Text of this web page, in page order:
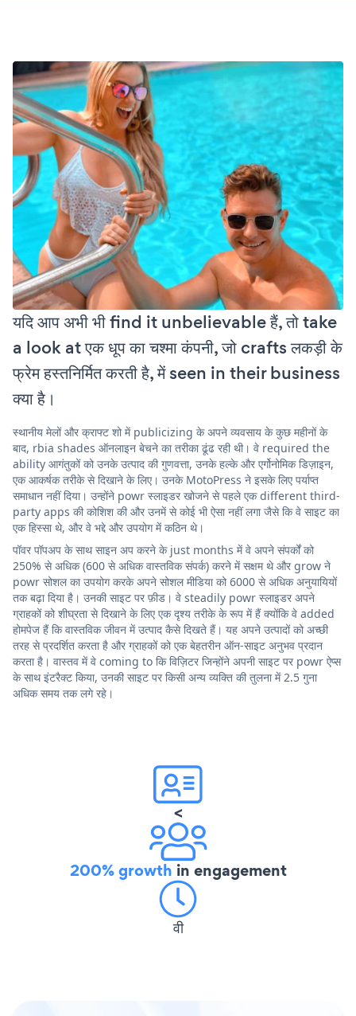
यदि आप अभी भी find it unbelievable हैं, तो take
a look at एक धूप का चश्मा कंपनी, जो crafts लकड़ी के
फ्रेम हस्तनिर्मित करती है, में seen in their business
क्या है।
स्थानीय मेलों और क्राफ्ट शो में publicizing के अपने व्यवसाय के कुछ महीनों के
बाद, rbia shades ऑनलाइन बेचने का तरीका ढूंढ रही थी। वे required the
ability आगंतुकों को उनके उत्पाद की गुणवत्ता, उनके हल्के और एर्गोनोमिक डिज़ाइन,
एक आकर्षक तरीके से दिखाने के लिए। उनके MotoPress ने इसके लिए पर्याप्त
समाधान नहीं दिया। उन्होंने powr स्लाइडर खोजने से पहले एक different third-
party apps की कोशिश की और उनमें से कोई भी ऐसा नहीं लगा जैसे कि वे साइट का
एक हिस्सा थे, और वे भद्दे और उपयोग में कठिन थे।
पॉवर पॉपअप के साथ साइन अप करने के just months में वे अपने संपर्कों को
250% से अधिक (600 से अधिक वास्तविक संपर्क) करने में सक्षम थे और grow ने
powr सोशल का उपयोग करके अपने सोशल मीडिया को 6000 से अधिक अनुयायियों
तक बढ़ा दिया है। उनकी साइट पर फ़ीड। वे steadily powr स्लाइडर अपने
ग्राहकों को शीघ्रता से दिखाने के लिए एक दृश्य तरीके के रूप में हैं क्योंकि वे added
होमपेज हैं कि वास्तविक जीवन में उत्पाद कैसे दिखते हैं। यह अपने उत्पादों को अच्छी
तरह से प्रदर्शित करता है और ग्राहकों को एक बेहतरीन ऑन-साइट अनुभव प्रदान
करता है। वास्तव में वे coming to कि विज़िटर जिन्होंने अपनी साइट पर powr ऐप्स
के साथ इंटरैक्ट किया, उनकी साइट पर किसी अन्य व्यक्ति की तुलना में 2.5 गुना
अधिक समय तक लगे रहे।
<
200% growth in engagement
वी